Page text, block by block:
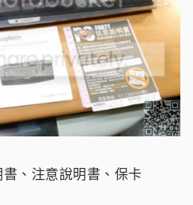
、注意說明書、保卡